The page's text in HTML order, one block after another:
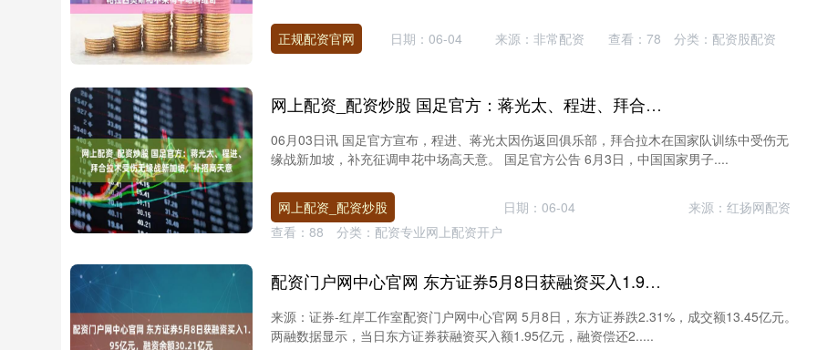
正规配资官网 日期：06-04 来源：非常配资 查看： 78 分类： 配资股配资
网上配资_配资炒股 国足官方：蒋光太、程进、拜合拉木受伤无缘战新加坡，补招高天意
06月03日讯 国足官方宣布，程进、蒋光太因伤返回俱乐部，拜合拉木在国家队训练中受伤无
缘战新加坡，补充征调申花中场高天意。 国足官方公告 6月3日，中国国家男子....
网上配资_配资炒股 日期：06-04
来源：红扬网配资
查看： 88 分类： 配资专业网上配资开户
配资门户网中心官网 东方证券5月8日获融资买入1.95亿元，融资余额30.21亿元
来源：证券-红岸工作室配资门户网中心官网 5月8日，东方证券跌2.31%，成交额13.45亿元。
两融数据显示，当日东方证券获融资买入额1.95亿元，融资偿还2.....